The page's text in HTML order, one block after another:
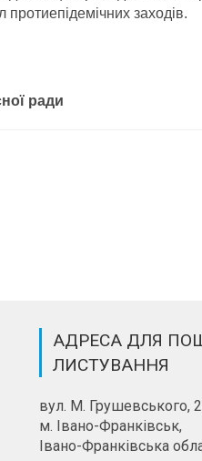
протиепідемічних заходів.
обласної
АДРЕСА ДЛЯ
ЛИСТУВАННЯ
вул. М. Грушевського,
м. Івано-Франківськ,
Івано-Франківська